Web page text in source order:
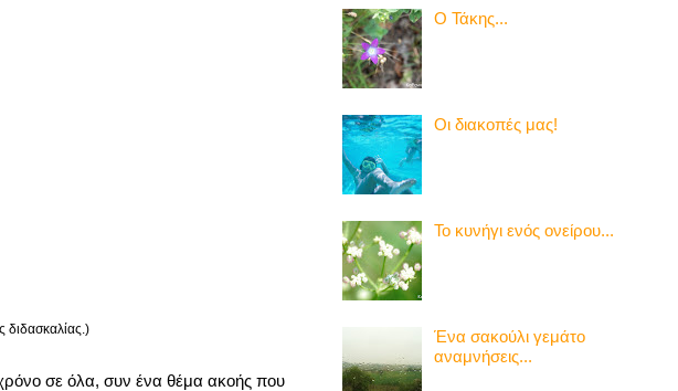
διδασκαλίας.)
χρόνο σε όλα, συν ένα θέμα ακοής που
Ο Τάκης...
Οι διακοπές μας!
Το κυνήγι ενός ονείρου...
Ένα σακούλι γεμάτο
αναμνήσεις...